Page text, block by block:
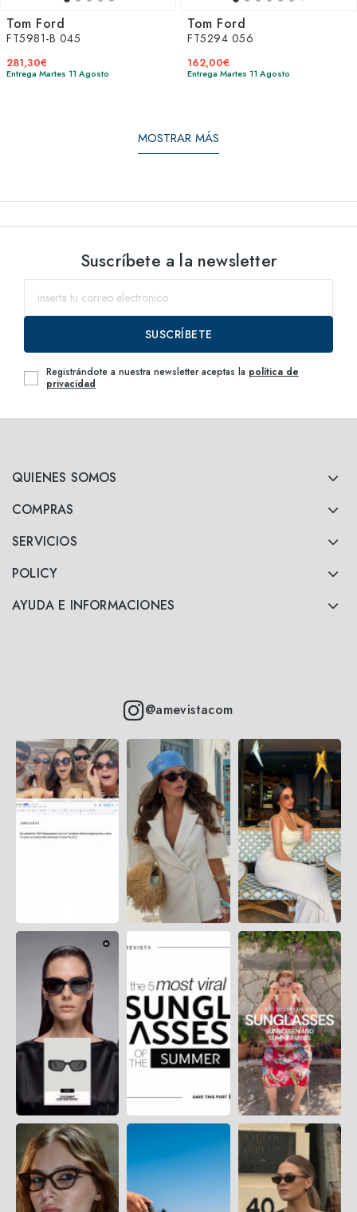
Tom Ford
FT5981-B 045
281,30€
Entrega Martes 11 Agosto
Tom Ford
FT5294 056
162,00€
Entrega Martes 11 Agosto
MOSTRAR MÁS
QUIENES SOMOS
COMPRAS
SERVICIOS
POLICY
AYUDA E INFORMACIONES
@amevistacom
Suscríbete a la newsletter
SUSCRÍBETE
Registrándote a nuestra newsletter aceptas la política de
privacidad